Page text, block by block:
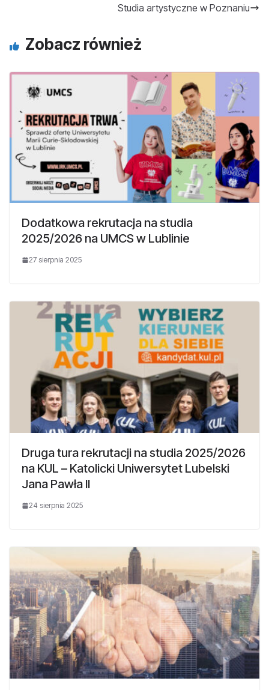
Studia artystyczne w Poznaniu
Zobacz również
Dodatkowa rekrutacja na studia
2025/2026 na UMCS w Lublinie
27 sierpnia 2025
Druga tura rekrutacji na studia 2025/2026
na KUL – Katolicki Uniwersytet Lubelski
Jana Pawła II
24 sierpnia 2025